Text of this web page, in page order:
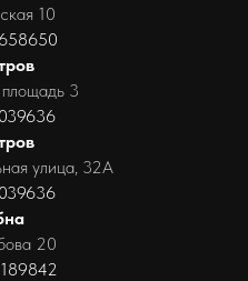
10
3
улица, 32А
20